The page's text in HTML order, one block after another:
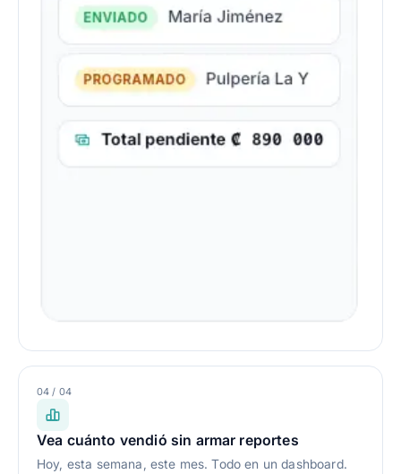
04 / 04
Vea cuánto vendió sin armar reportes
Hoy, esta semana, este mes. Todo en un dashboard.